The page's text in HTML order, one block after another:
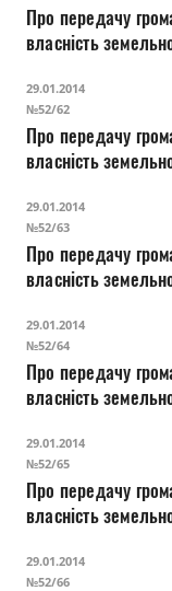
Про передачу
власність
будівель і споруд
29.01.2014
№52/62
Про передачу
власність
будівель і споруд
29.01.2014
№52/63
Про передачу
власність
будівель і споруд
29.01.2014
№52/64
Про передачу
власність
будівель і споруд
29.01.2014
№52/65
Про передачу
власність
будівель і споруд
29.01.2014
№52/66